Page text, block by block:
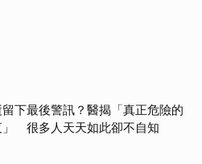
下最後警訊？醫揭「真正危險的
」 很多人天天如此卻不自知